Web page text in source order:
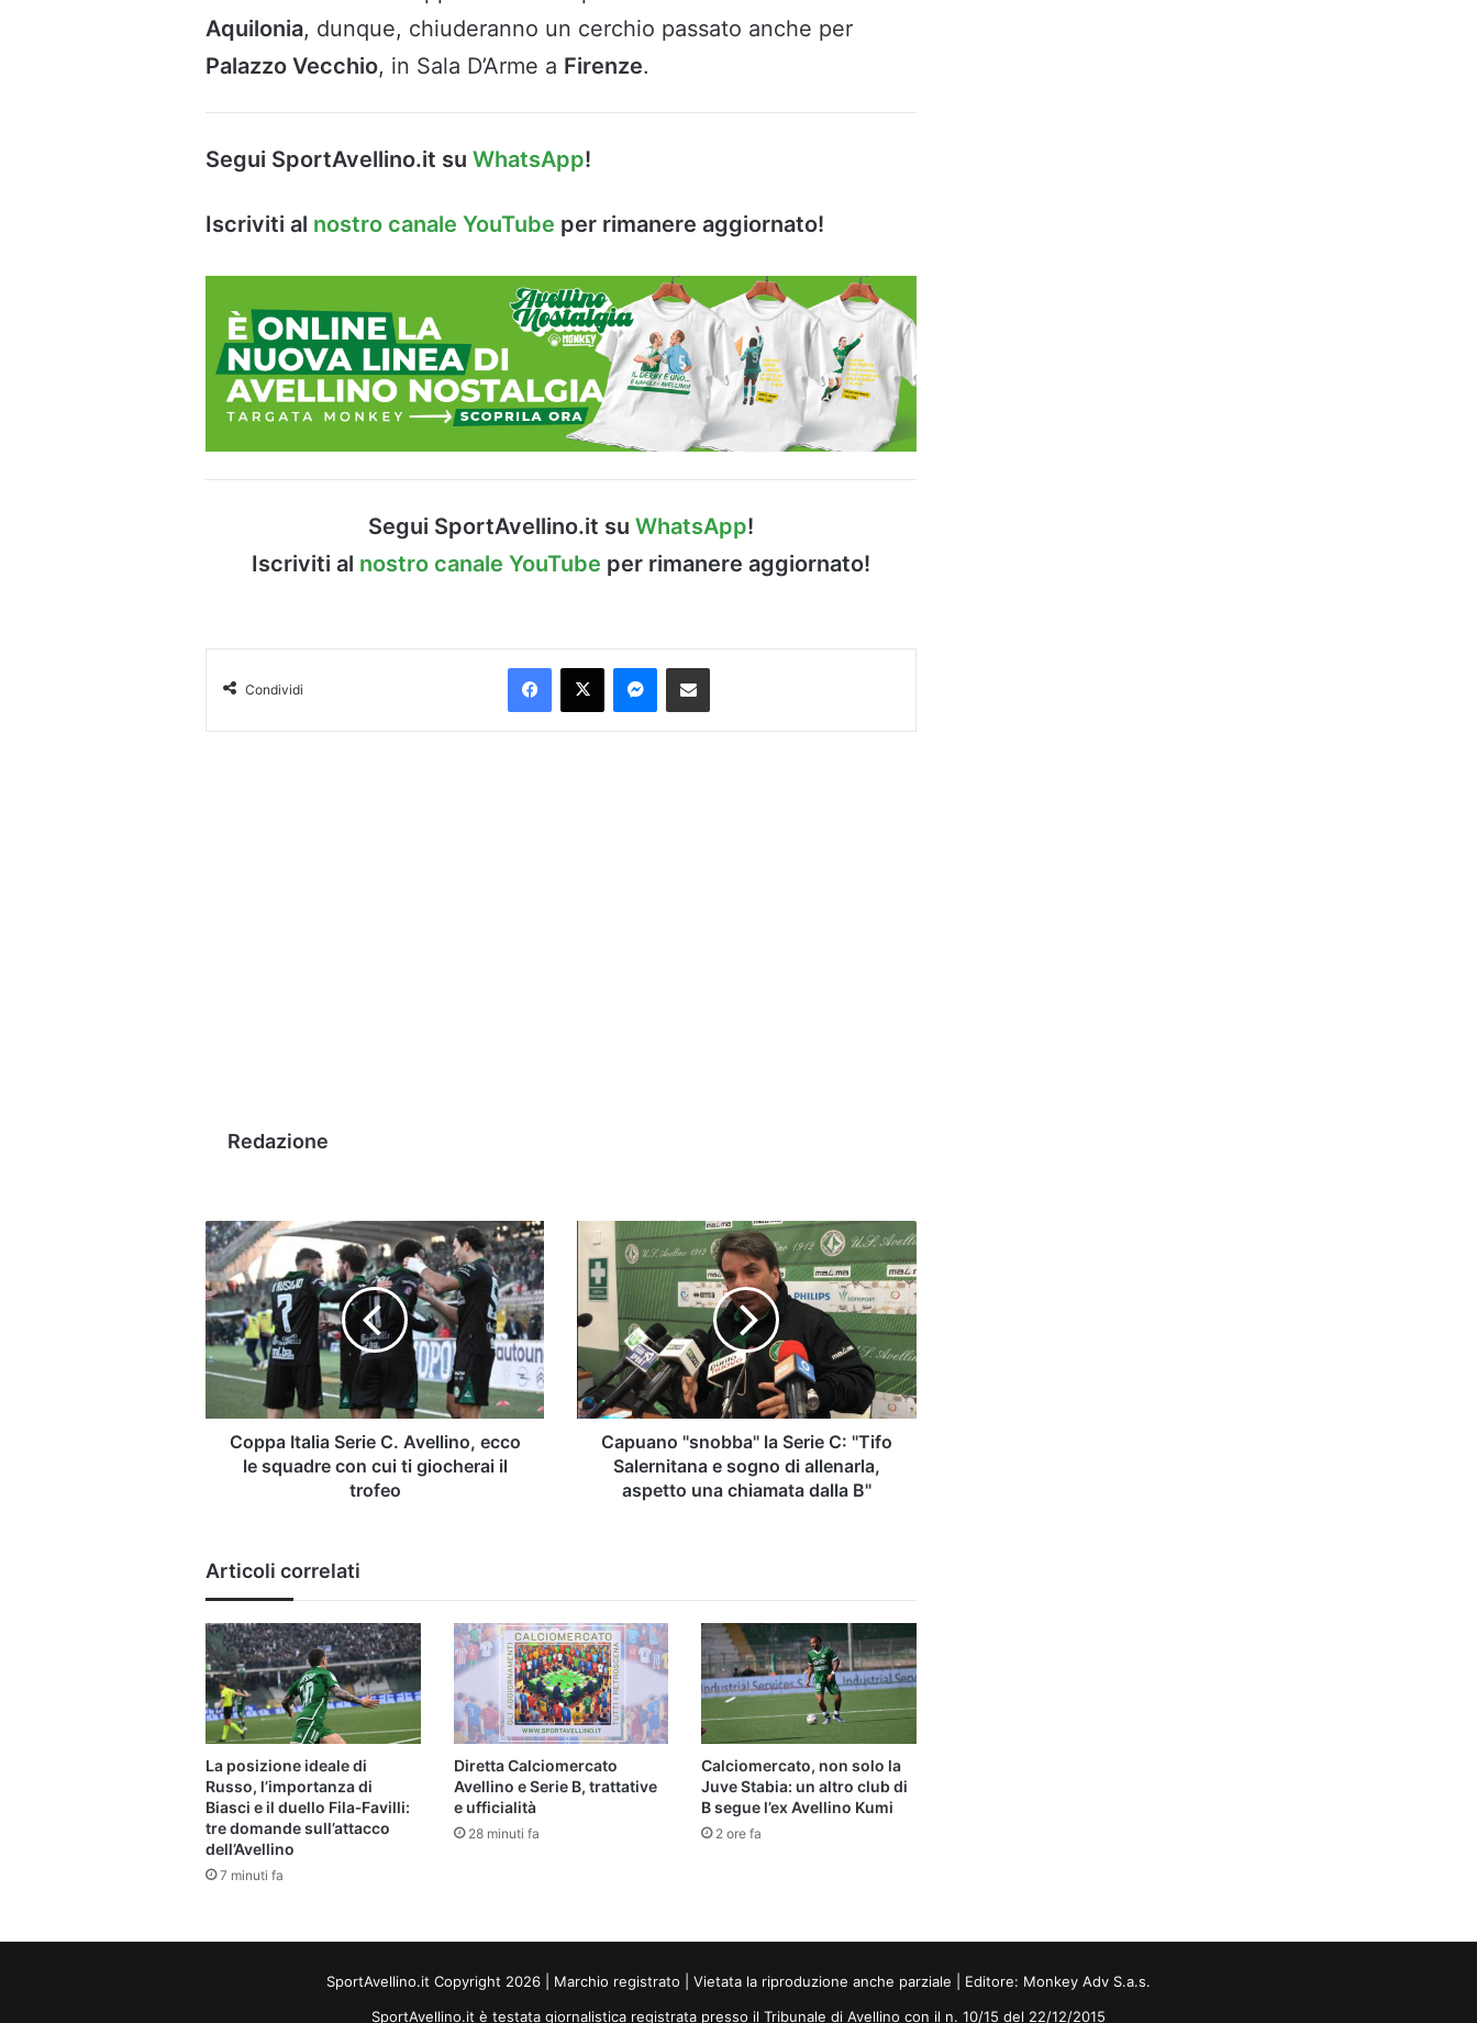
Aquilonia, dunque, chiuderanno un cerchio passato anche per
Palazzo Vecchio, in Sala D’Arme a Firenze.
Segui SportAvellino.it su WhatsApp!
Iscriviti al nostro canale YouTube per rimanere aggiornato!
Segui SportAvellino.it su WhatsApp!
Iscriviti al nostro canale YouTube per rimanere aggiornato!
Condividi
Facebook
X Messenger
Condividi via Email
Redazione
Coppa
Italia
Serie
C.
Avellino,
ecco
le
con
Coppa Italia Serie C. Avellino, ecco
le squadre con cui ti giocherai il
trofeo
Capuano
"snobba"
Serie
C:
"Tifo
Salernitana
e
sogno
allenarla,
aspetto
Capuano "snobba" la Serie C: "Tifo
Salernitana e sogno di allenarla,
aspetto una chiamata dalla B"
Articoli correlati
La posizione ideale di
Russo, l’importanza di
Biasci e il duello Fila‑Favilli:
tre domande sull’attacco
dell’Avellino
7 minuti fa
Diretta Calciomercato
Avellino e Serie B, trattative
e ufficialità
28 minuti fa
Calciomercato, non solo la
Juve Stabia: un altro club di
B segue l’ex Avellino Kumi
2 ore fa
SportAvellino.it Copyright 2026 | Marchio registrato | Vietata la riproduzione anche parziale | Editore: Monkey Adv S.a.s.
SportAvellino.it è testata giornalistica registrata presso il Tribunale di Avellino con il n. 10/15 del 22/12/2015